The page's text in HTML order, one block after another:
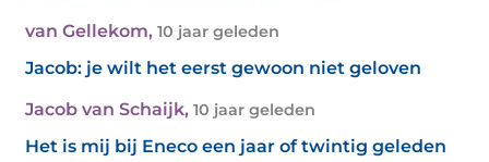
van Gellekom, 10 jaar geleden
Jacob: je wilt het eerst gewoon niet geloven
Jacob van Schaijk, 10 jaar geleden
Het is mij bij Eneco een jaar of twintig geleden